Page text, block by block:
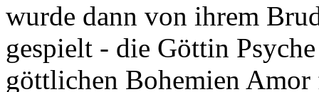
wurde dann von ihrem
gespielt - die Göttin
göttlichen Bohemien